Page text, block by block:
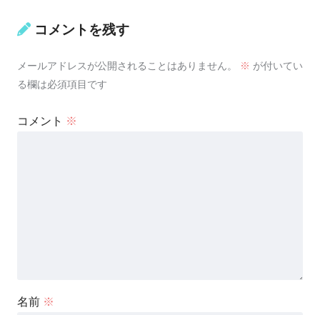
コメントを残す
メールアドレスが公開されることはありません。 ※ が付いてい
る欄は必須項目です
コメント ※
名前 ※